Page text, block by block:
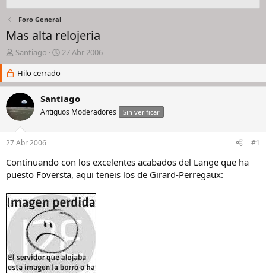
Foro General
Mas alta relojeria
I
n
c
i
a
d
o
d
e
l
h
l
o
Santiago
F
e
h
a
d
e
i
c
i
o
27 Abr 2006
Hilo cerrado
Santiago
Antiguos Moderadores Sin verificar
27 Abr 2006 #1
Continuando con los excelentes acabados del Lange que ha
puesto Foversta, aqui teneis los de Girard-Perregaux: